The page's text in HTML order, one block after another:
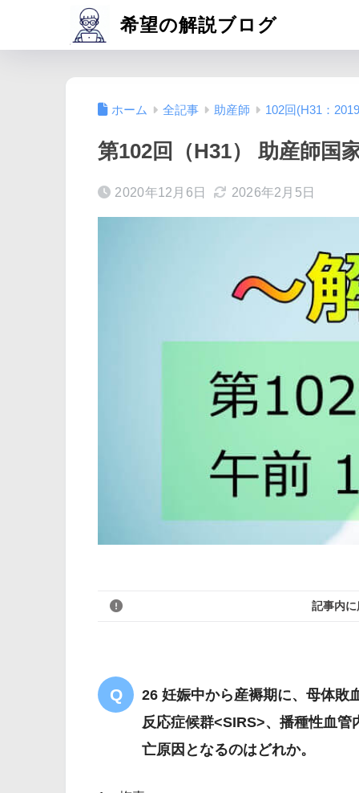
希望の解説ブログ
ホーム 全記事 助産師 102回(H31：
第102回（H31） 助産師国
2020年12月6日 2026年2月5日
記事内
26 妊娠中から産褥期に、母体敗
反応症候群<SIRS>、播種性血
亡原因となるのはどれか。